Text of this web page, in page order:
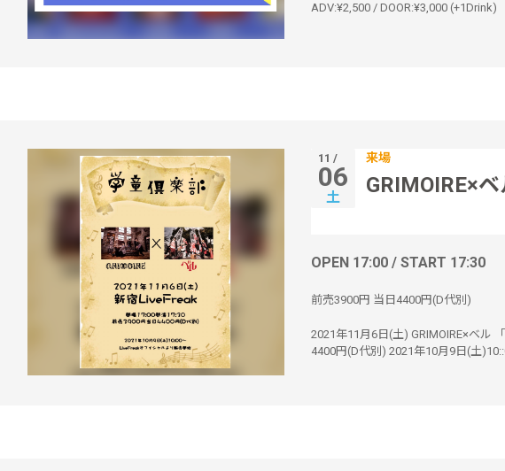
ADV:¥2,500 / DOOR:¥3,000 (+1Drink)
11 /
06
土
来場
GRIMOIRE×
OPEN 17:00 / START 17:30
前売3900円 当日4400円(D代別)
2021年11月6日(土) GRIMOIRE×ベル
4400円(D代別) 2021年10月9日(土